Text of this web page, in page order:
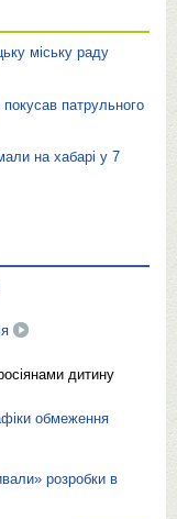
міську раду
патрульного
на хабарі у 7
дитину
обмеження
розробки в